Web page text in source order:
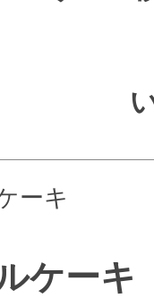
ーキ
ケー